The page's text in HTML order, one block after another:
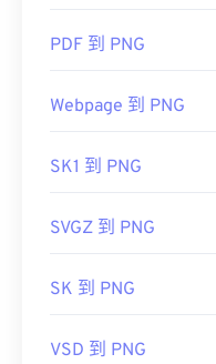
通常，PNG 文件会
如果您在打开 PNG
PNG 转 JPG
GIMP或Adob​​e
大，因此将其添加到
的一个有趣功能是能
PDF 到 PNG
Webpage 到 PNG
SK1 到 PNG
SVGZ 到 PNG
SK 到 PNG
VSD 到 PNG